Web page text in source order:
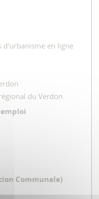
d'urbanisme en ligne
du Verdon
Communale)